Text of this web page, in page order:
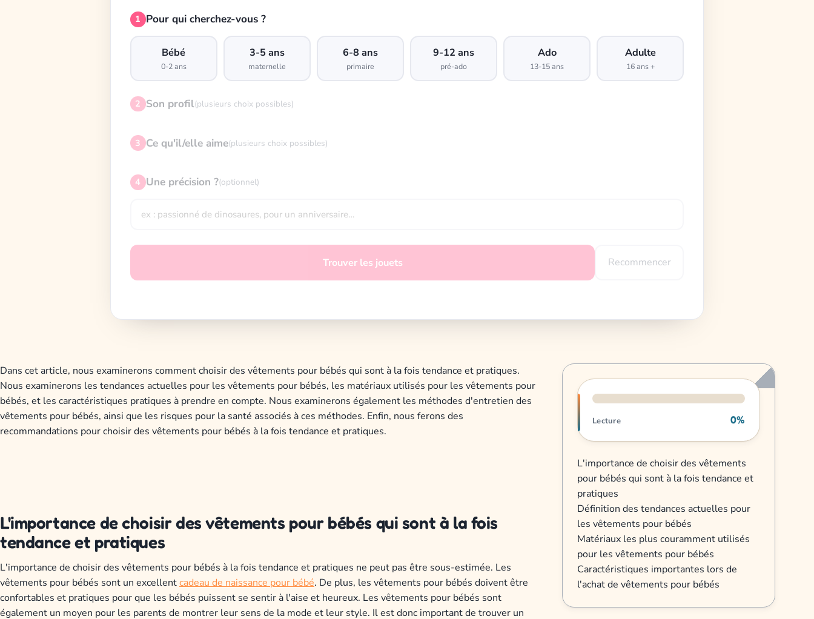
1 Pour qui cherchez-vous ?
Bébé
0-2 ans
3-5 ans
maternelle
6-8 ans
primaire
9-12 ans
pré-ado
Ado
13-15 ans
Adulte
16 ans +
2 Son profil(plusieurs choix possibles)
3 Ce qu'il/elle aime(plusieurs choix possibles)
4 Une précision ?(optionnel)
Trouver les jouets Recommencer
Dans cet article, nous examinerons commentchoisirdes vêtements pour bébés qui sont à lafois tendance et pratiques.
Nous examinerons les tendances actuelles pour les vêtements pour bébés, les matériaux utilisés pour les vêtements pour
bébés, et les caractéristiques pratiques à prendre en compte. Nous examinerons également les méthodes d'entretien des
vêtements pour bébés, ainsi que les risques pour la santé associés àces méthodes. Enfin, nous ferons des
recommandations pourchoisirdes vêtements pour bébés à lafois tendance et pratiques.
L'importance dechoisirdes vêtements pourbébés qui sont à la fois
tendanceet pratiques
L'importance de choisir des vêtements pour bébés à la fois tendance et pratiques ne peut pas être sous-estimée. Les
vêtements pour bébés sont un excellentcadeau de naissance pour bébé. De plus, les vêtements pour bébés doivent être
confortables et pratiques pour que les bébés puissent se sentir à l'aise et heureux. Les vêtements pour bébés sont
également un moyen pour les parents de montrer leur sens de la mode et leur style. Il est donc important de trouver un
Progression de lecture
Lecture 0%
L'importance de choisir des vêtements
pour bébés qui sont à la fois tendance et
pratiques
Définition des tendances actuelles pour
les vêtements pour bébés
Matériaux les plus couramment utilisés
pour les vêtements pour bébés
Caractéristiques importantes lors de
l'achat de vêtements pour bébés